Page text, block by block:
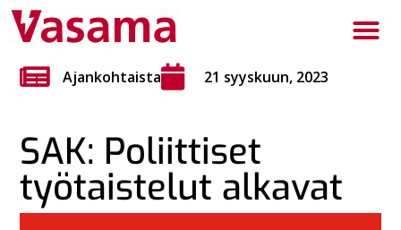
Ajankohtaista 21 syyskuun, 2023
SAK: Poliittiset
työtaistelut alkavat